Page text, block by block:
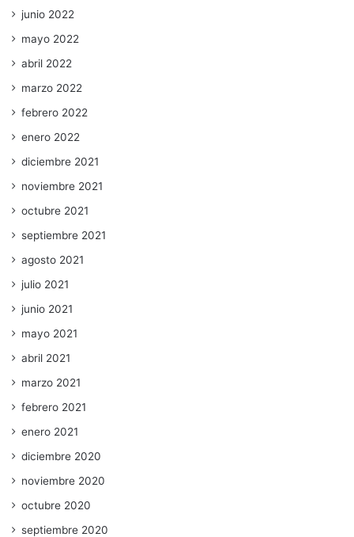
junio 2022
mayo 2022
abril 2022
marzo 2022
febrero 2022
enero 2022
diciembre 2021
noviembre 2021
octubre 2021
septiembre 2021
agosto 2021
julio 2021
junio 2021
mayo 2021
abril 2021
marzo 2021
febrero 2021
enero 2021
diciembre 2020
noviembre 2020
octubre 2020
septiembre 2020